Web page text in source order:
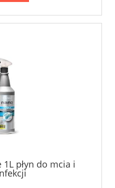
1L płyn do mcia i